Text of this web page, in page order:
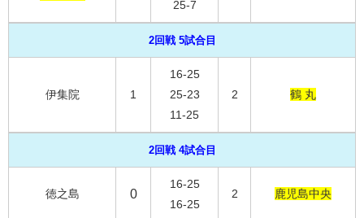
25-7
2回戦 5試合目
伊集院 1
16-25
25-23
11-25
2 鶴 丸
2回戦 4試合目
徳之島 0
16-25
16-25
2 鹿児島中央